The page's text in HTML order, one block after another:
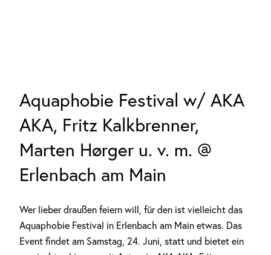
Aquaphobie Festival w/ AKA
AKA, Fritz Kalkbrenner,
Marten Hørger u. v. m. @
Erlenbach am Main
Wer lieber draußen feiern will, für den ist vielleicht das
Aquaphobie Festival in Erlenbach am Main etwas. Das
Event findet am Samstag, 24. Juni, statt und bietet ein